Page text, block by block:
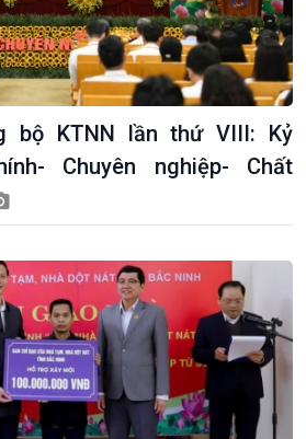
Thời sự
Thời sự 6h
Bản tin
Chuyên mục
Theo dòng Thời sự
bộ KTNN lần thứ VIII: Kỷ
Chuyên nghiệp- Chất